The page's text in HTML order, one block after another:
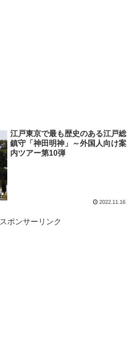
江戸東京で最も歴史のある江戸総
鎮守「神田明神」～外国人向け案
内ツアー第10弾
2022.11.16
スポンサーリンク